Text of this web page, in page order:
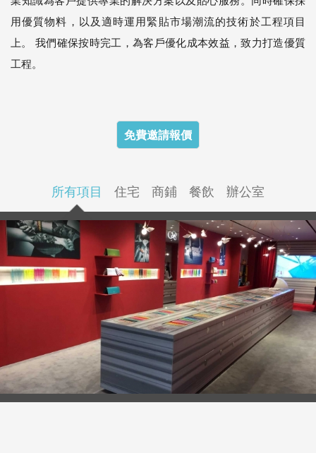
用優質物料，以及適時運用緊貼市場潮流的技術於工程項目
上。 我們確保按時完工，為客戶優化成本效益，致力打造優質
工程。
免費邀請報價
所有項目 住宅 商鋪 餐飲 辦公室